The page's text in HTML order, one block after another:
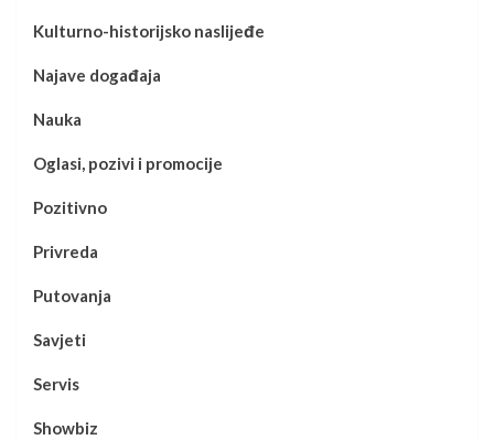
Kulturno-historijsko naslijeđe
Najave događaja
Nauka
Oglasi, pozivi i promocije
Pozitivno
Privreda
Putovanja
Savjeti
Servis
Showbiz